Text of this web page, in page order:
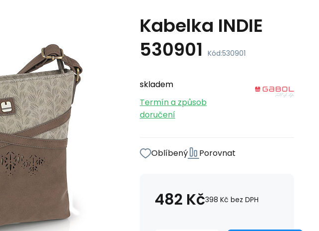
Kabelka INDIE
530901 Kód:530901
skladem
Termín a způsob
doručení
Oblíbený Porovnat
482 Kč398 Kč bez DPH